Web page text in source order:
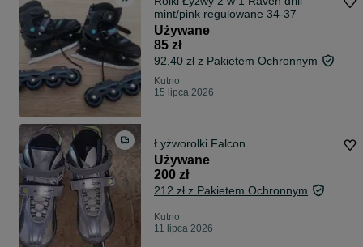
mint/pink regulowane 34-37
Używane
85 zł
92,40 zł z Pakietem Ochronnym
Kutno
15 lipca 2026
Łyżworolki Falcon
Używane
200 zł
212 zł z Pakietem Ochronnym
Kutno
11 lipca 2026